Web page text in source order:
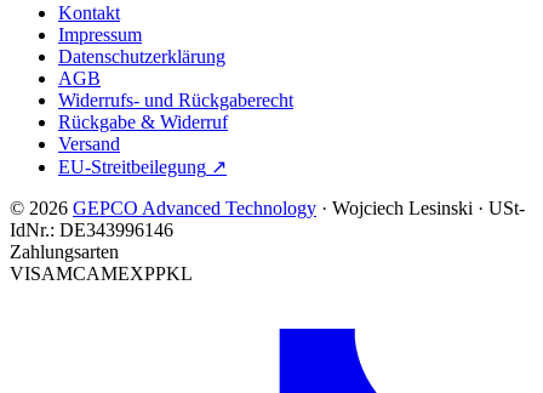
Kontakt
Impressum
Datenschutzerklärung
AGB
Widerrufs- und Rückgaberecht
Rückgabe & Widerruf
Versand
EU-Streitbeilegung ↗
© 2026 GEPCO Advanced Technology · Wojciech Lesinski · USt-
IdNr.: DE343996146
Zahlungsarten
VISAMCAMEXPPKL